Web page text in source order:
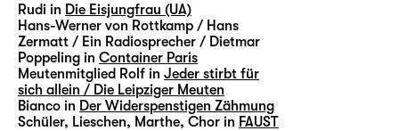
Rudi in Die Eisjungfrau (UA)
Hans-Werner von Rottkamp / Hans
Zermatt / Ein Radiosprecher / Dietmar
Poppeling in Container Paris
Meutenmitglied Rolf in Jeder stirbt für
sich allein / Die Leipziger Meuten
Bianco in Der Widerspenstigen Zähmung
Schüler, Lieschen, Marthe, Chor in FAUST